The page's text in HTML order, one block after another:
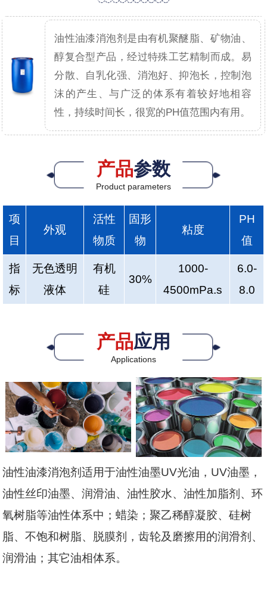
油性油漆消泡剂是由有机聚醚脂、矿物油、
醇复合型产品，经过特殊工艺精制而成。易
分散、自乳化强、消泡好、抑泡长，控制泡
沫的产生、与广泛的体系有着较好地相容
性，持续时间长，很宽的PH值范围内有用。
产品参数
Product parameters
项
目
外观
活性
物质
固形
物
粘度
PH
值
指
标
无色透明
液体
有机
硅
30%
1000-
4500mPa.s
6.0-
8.0
产品应用
Applications
油性油漆消泡剂适用于油性油墨UV光油，UV油墨，
油性丝印油墨、润滑油、油性胶水、油性加脂剂、环
氧树脂等油性体系中；蜡染；聚乙稀醇凝胶、硅树
脂、不饱和树脂、脱膜剂，齿轮及磨擦用的润滑剂、
润滑油；其它油相体系。